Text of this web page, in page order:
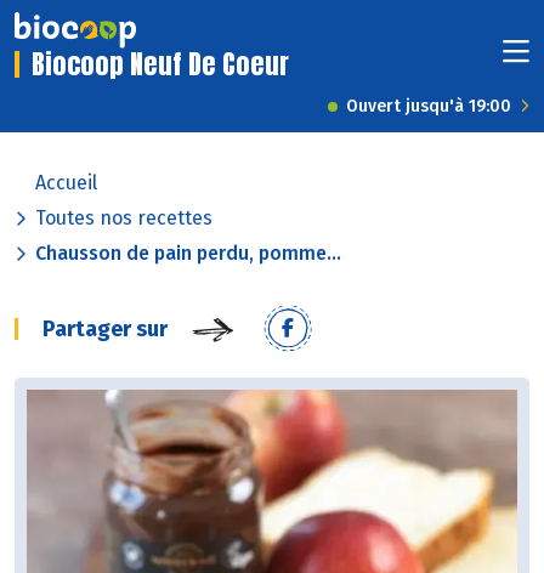
Biocoop Neuf De Coeur
Ouvert jusqu'à 19:00
Accueil
Toutes nos recettes
Chausson de pain perdu, pomme...
Partager sur